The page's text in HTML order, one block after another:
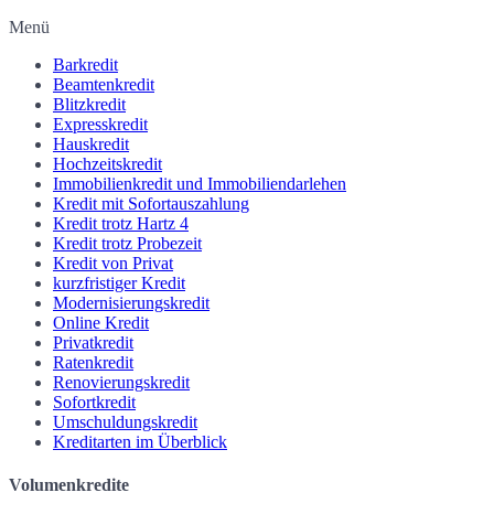
Menü
Barkredit
Beamtenkredit
Blitzkredit
Expresskredit
Hauskredit
Hochzeitskredit
Immobilienkredit und Immobiliendarlehen
Kredit mit Sofortauszahlung
Kredit trotz Hartz 4
Kredit trotz Probezeit
Kredit von Privat
kurzfristiger Kredit
Modernisierungskredit
Online Kredit
Privatkredit
Ratenkredit
Renovierungskredit
Sofortkredit
Umschuldungskredit
Kreditarten im Überblick
Volumenkredite